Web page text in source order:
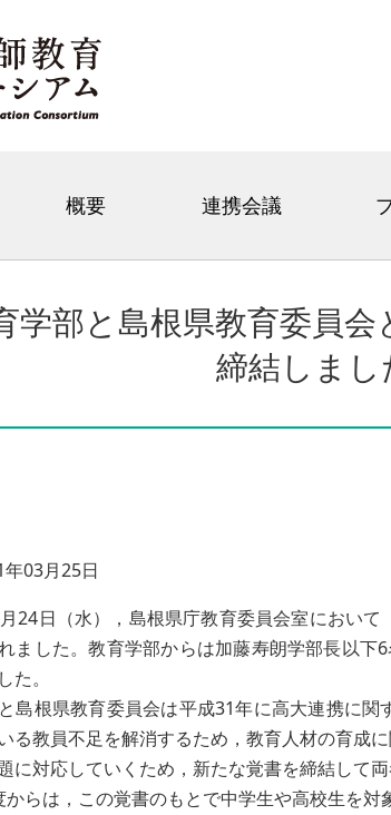
概要 連携会議
学部と島根県教育委員
締結しまし
03月25日
24日（水），島根県庁教育委員会室におい
ました。教育学部からは加藤寿朗学部長以
た。
島根県教育委員会は平成31年に高大連携に
る教員不足を解消するため，教育人材の育成
に対応していくため，新たな覚書を締結して
らは，この覚書のもとで中学生や高校生を対